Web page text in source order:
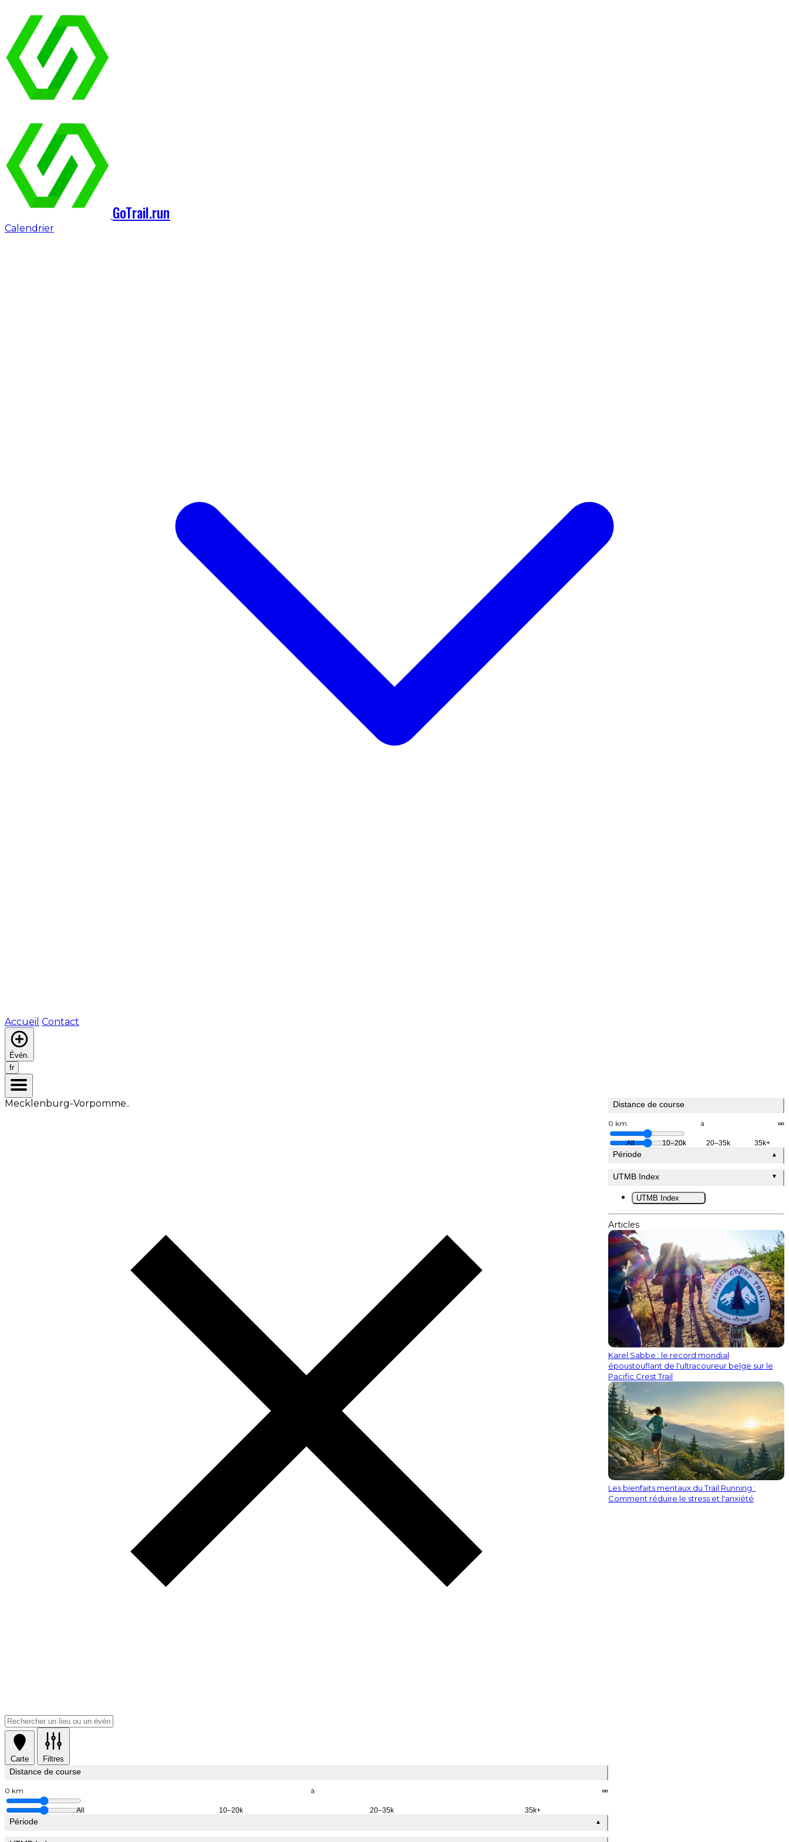
GoTrail.run
Calendrier
Accueil Contact
Évén.
fr
Mecklenburg-Vorpomme..
Carte Filtres
Distance de course
0 km à ∞
All 10–20k 20–35k 35k+
Période ▲
Distance de course
0 km à ∞
All 10–20k 20–35k 35k+
Période ▲
UTMB Index ▼
UTMB Index
Articles
Karel Sabbe : le record mondial
époustouflant de l'ultracoureur belge sur le
Pacific Crest Trail
Les bienfaits mentaux du Trail Running :
Comment réduire le stress et l'anxiété